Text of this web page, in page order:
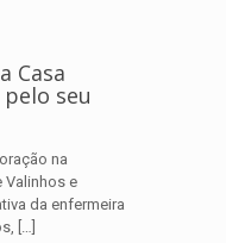
Casa
seu
na
Valinhos e
da enfermeira
[…]